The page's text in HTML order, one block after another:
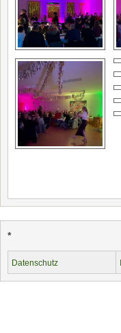
*
Datenschutz